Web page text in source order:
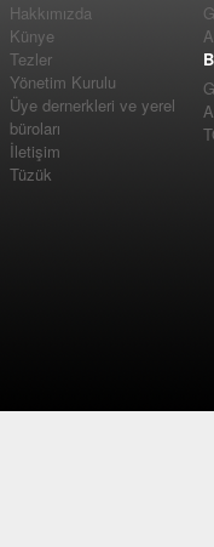
Hakkımızda
Künye
Tezler
Yönetim Kurulu
Üye dernerkleri ve yerel
büroları
İletişim
Tüzük